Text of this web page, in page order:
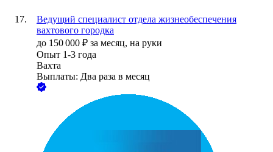
Ведущий специалист отдела жизнеобеспечения
вахтового городка
до 150 000 ₽ за месяц, на руки
Опыт 1-3 года
Вахта
Выплаты: Два раза в месяц